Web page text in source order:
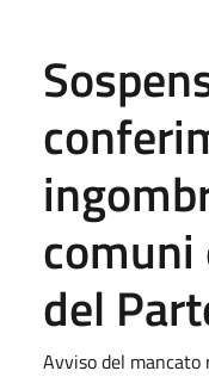
comuni
del
Avviso del